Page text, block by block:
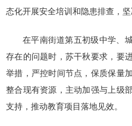
态化开展安全培训和隐患排查，坚
在平南街道第五初级中学、
存在的问题时，苏干秋要求，要
举措，严控时间节点，保质保量
整合现有资源，主动加强与上级
支持，推动教育项目落地见效。